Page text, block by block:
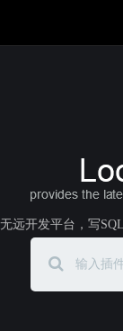
无远开发平台，写